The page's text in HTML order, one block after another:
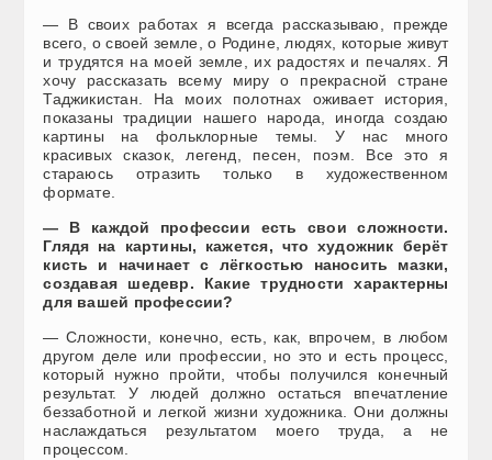
— В своих работах я всегда рассказываю, прежде
всего, о своей земле, о Родине, людях, которые живут
и трудятся на моей земле, их радостях и печалях. Я
хочу рассказать всему миру о прекрасной стране
Таджикистан. На моих полотнах оживает история,
показаны традиции нашего народа, иногда создаю
картины на фольклорные темы. У нас много
красивых сказок, легенд, песен, поэм. Все это я
стараюсь отразить только в художественном
формате.
— В каждой профессии есть свои сложности.
Глядя на картины, кажется, что художник берёт
кисть и начинает с лёгкостью наносить мазки,
создавая шедевр. Какие трудности характерны
для вашей профессии?
— Сложности, конечно, есть, как, впрочем, в любом
другом деле или профессии, но это и есть процесс,
который нужно пройти, чтобы получился конечный
результат. У людей должно остаться впечатление
беззаботной и легкой жизни художника. Они должны
наслаждаться результатом моего труда, а не
процессом.